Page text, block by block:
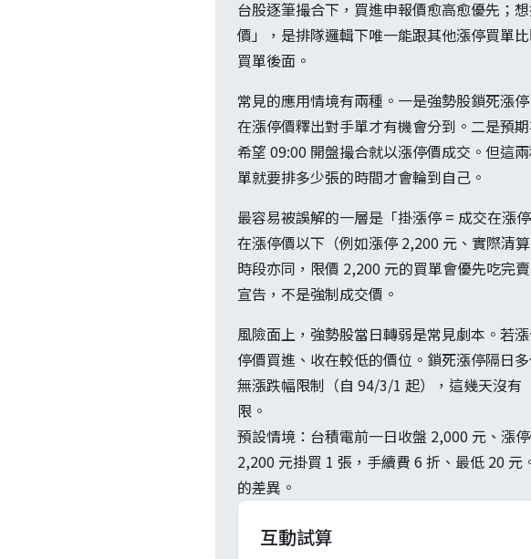
台股逐筆撮合下，買進申報價愈高愈優先；
價」，是排隊邏輯下唯一能跟其他漲停買單
買單後面。
常見的應用情境有兩種。一是強勢股鎖死漲
在漲停價釋出對手單才有機會分到。二是預
希望 09:00 開盤撮合就以漲停價成交。但這
單就要排多少張的時間才會輪到自己。
最容易被誤解的一層是「掛漲停 = 成交在漲
在漲停價以下（例如漲停 2,200 元、實際清
時段亦同，限價 2,200 元的買單會優先吃完
宣告，不是強制成交價。
風險面上，強勢股當日轉弱是常見劇本。若
停價買進、收在較低的價位。鎖死漲停隔日
無漲跌幅限制（自 94/3/1 起），這幾天沒有
限。
預設情境：台積電前一日收盤 2,000 元、漲
2,200 元掛買 1 張，手續費 6 折、最低 20
的差異。
互動試算